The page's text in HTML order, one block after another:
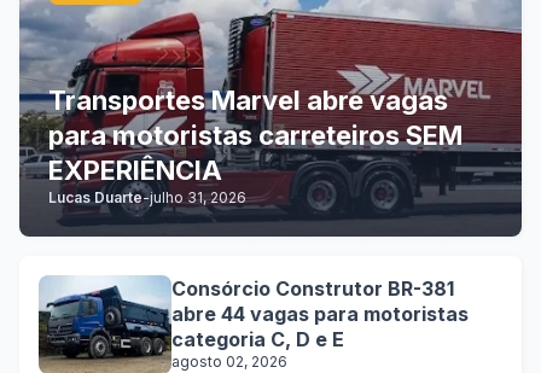
Transportes Marvel abre vagas
para motoristas carreteiros SEM
EXPERIÊNCIA
Lucas Duarte-julho 31, 2026
Consórcio Construtor BR-381
abre 44 vagas para motoristas
categoria C, D e E
agosto 02, 2026